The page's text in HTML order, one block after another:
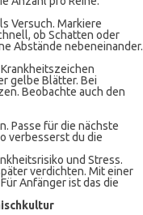
Versuch. Markiere
ob Schatten oder
Abstände nebeneinander.
gelbe Blätter. Bei
Beobachte auch den
Passe für die nächste
verbesserst du die
und Stress.
verdichten. Mit einer
Anfänger ist das die